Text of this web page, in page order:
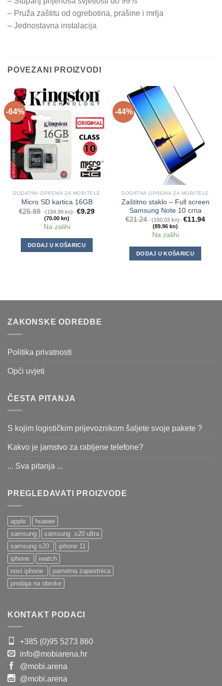
– Pruža zaštitu od ogrebotina, prašine i mrlja
– Jednostavna instalacija
POVEZANI PROIZVODI
-64%
DODATNA OPREMA ZA MOBITELE
Micro SD kartica 16GB
€25.88 (194.99 kn) €9.29
(70.00 kn)
Na zalihi
DODAJ U KOŠARICU
-44%
DODATNA OPREMA ZA MOBITELE
Zaštitno staklo – Full screen
Samsung Note 10 crna
€21.24 (160.03 kn) €11.94
(89.96 kn)
Na zalihi
DODAJ U KOŠARICU
ZAKONSKE ODREDBE
Politika privatnosti
Opći uvjeti
ČESTA PITANJA
S kojim logističkim prijevoznikom šaljete svoje pakete ?
Kakvo je jamstvo za rabljene telefone?
... Sva pitanja ...
PREGLEDAVATI PROIZVODE
apple
huawei
samsung
samsung s20 ultra
samsung s20
iphone 11
iphone
iwatch
novi iphone
pametna zapestnica
prodaja na obroke
KONTAKT PODACI
+385 (0)95 5273 860
info@mobiarena.hr
@mobi.arena
@mobi.arena